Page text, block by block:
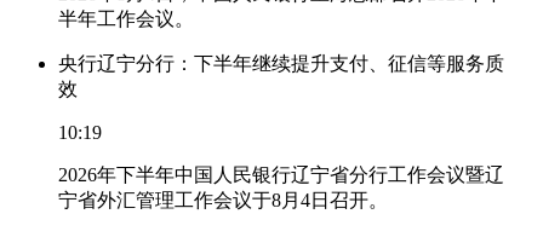
半年工作会议。
央行辽宁分行：下半年继续提升支付、征信等服务质
效
10:19
2026年下半年中国人民银行辽宁省分行工作会议暨辽
宁省外汇管理工作会议于8月4日召开。